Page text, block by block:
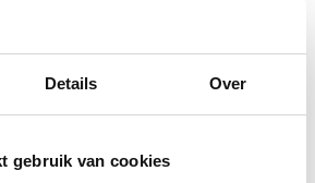
Details Over
gebruik van cookies
incl. Verzendkosten.